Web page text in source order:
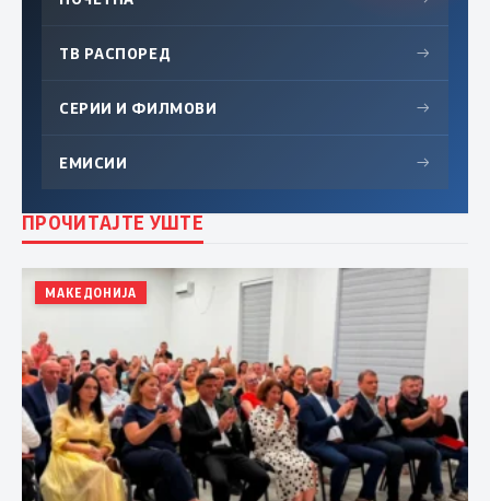
ТВ РАСПОРЕД →
СЕРИИ И ФИЛМОВИ →
ЕМИСИИ →
ПРОЧИТАЈТЕ УШТЕ
МАКЕДОНИЈА